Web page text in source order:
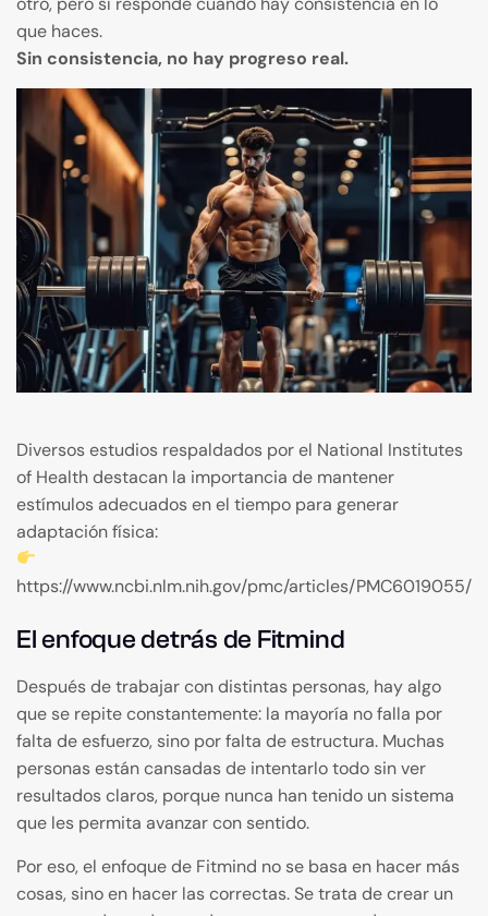
que haces.
Sin consistencia, no hay progreso real.
Diversos estudios respaldados por el National Institutes
of Health destacan la importancia de mantener
estímulos adecuados en el tiempo para generar
adaptación física:
https://www.ncbi.nlm.nih.gov/pmc/articles/PMC6019055/
El enfoque detrás de Fitmind
Después de trabajar con distintas personas, hay algo
que se repite constantemente: la mayoría no falla por
falta de esfuerzo, sino por falta de estructura. Muchas
personas están cansadas de intentarlo todo sin ver
resultados claros, porque nunca han tenido un sistema
que les permita avanzar con sentido.
Por eso, el enfoque de Fitmind no se basa en hacer más
cosas, sino en hacer las correctas. Se trata de crear un